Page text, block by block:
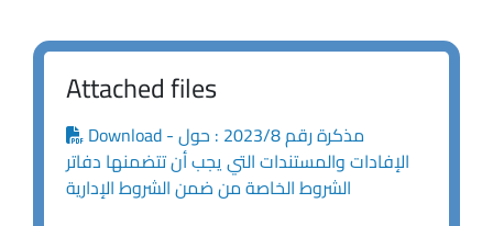
Attached files
Download - مذكرة رقم 2023/8 : حول
الإفادات والمستندات التي يجب أن تتضمنها دفاتر
الشروط الخاصة من ضمن الشروط الإدارية